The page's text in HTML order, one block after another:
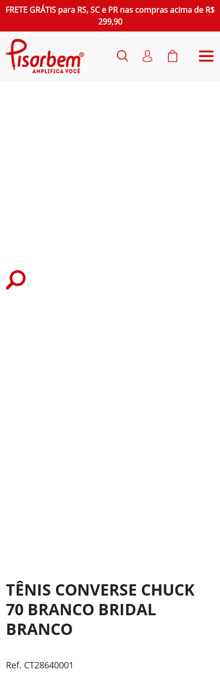
FRETE GRÁTIS para RS, SC e PRnas compras acima de R$
299,90
TÊNIS CONVERSE CHUCK
70 BRANCO BRIDAL
BRANCO
Ref. CT28640001